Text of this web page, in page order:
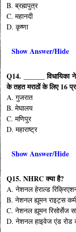
B. ब्रह्मपुत्र
C. महानदी
D. कृष्णा
Show Answer/Hide
Q14. ______
के तहत मराठों के लिए 16
A. गुजरात
B. मेघालय
C. मणिपुर
D. महाराष्ट्र
Show Answer/Hide
Q15. NHRC क्या है?
A. नेशनल हेराल्ड
B. नेशनल ह्यूमन राइट्स
C. नेशनल ह्यूमन रिसोर्सेज
D. नेशनल हाइवेज एंड रोड